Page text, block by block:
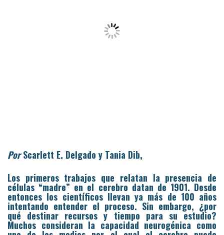
PorScarlett E. Delgado y Tania Dib,
Los primeros trabajos que relatan la presencia de
células “madre” en el cerebro datan de 1901. Desde
entonces los científicos llevan ya más de 100 años
intentando entender el proceso. Sin embargo, ¿por
qué destinar recursos y tiempo para su estudio?
Muchos consideran la capacidad neurogénica como